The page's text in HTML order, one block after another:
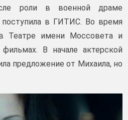
роли в военной драме
поступила в ГИТИС. Во время
Театре имени Моссовета и
В начале актерской
предложение от Михаила, но